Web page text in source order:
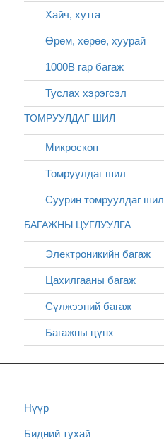
Хайч, хутга
Өрөм, хөрөө, хуурай
1000В гар багаж
Туслах хэрэгсэл
ТОМРУУЛДАГ ШИЛ
Микроскоп
Томруулдаг шил
Суурин томруулдаг шил
БАГАЖНЫ ЦУГЛУУЛГА
Электроникийн багаж
Цахилгааны багаж
Сүлжээний багаж
Багажны цүнх
Нүүр
Бидний тухай